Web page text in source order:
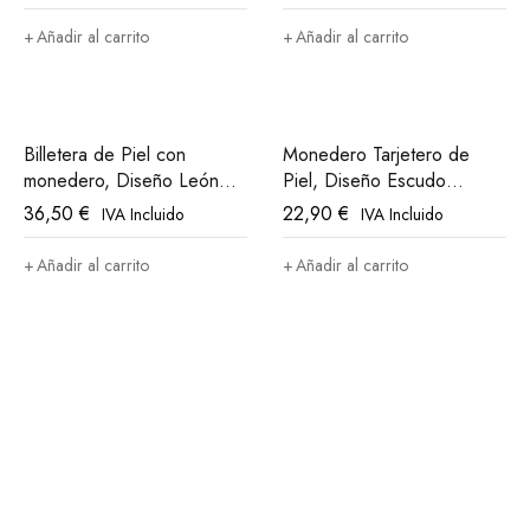
Añadir al carrito Añadir al carrito
Billetera de Piel con
monedero, Diseño León
Athletic Club Bilbao
36,50€ IVA Incluido
Añadir al carrito
Monedero Tarjetero de
Piel, Diseño Escudo
Athletic Club Bilbao
22,90€ IVA Incluido
Añadir al carrito